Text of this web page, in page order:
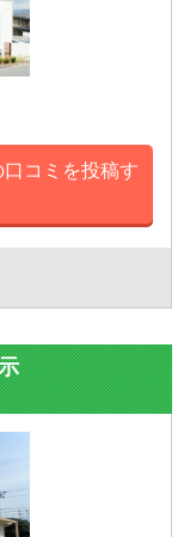
コミを投稿す